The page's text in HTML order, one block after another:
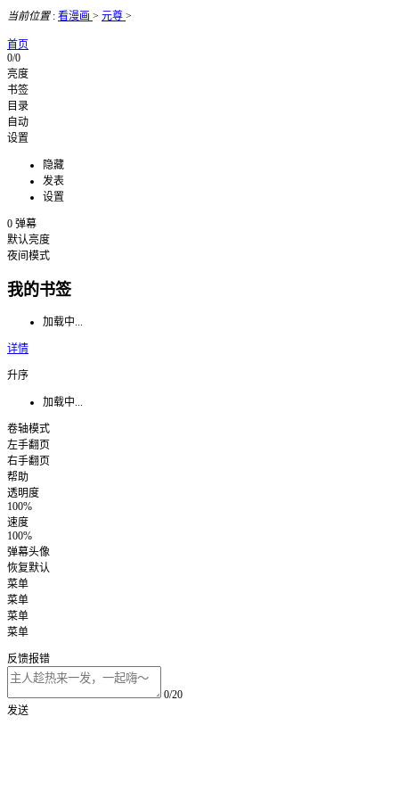
当前位置: 看漫画 > 元尊 >
首页
0/0
亮度
书签
目录
自动
设置
隐藏
发表
设置
0 弹幕
默认亮度
夜间模式
我的书签
加载中...
详情
升序
加载中...
卷轴模式
左手翻页
右手翻页
帮助
透明度
100%
速度
100%
弹幕头像
恢复默认
菜单
菜单
菜单
菜单
反馈报错
0/20
发送